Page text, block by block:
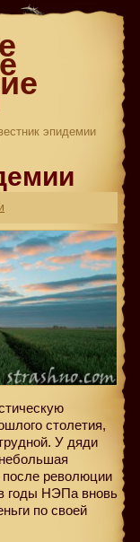
эпидемии
столетия,
У дяди
революции
годы НЭПа вновь
по своей